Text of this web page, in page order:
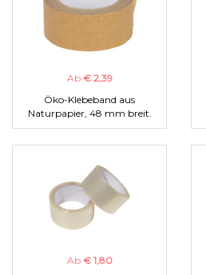
Ab € 2,39
Öko-Klebeband aus
Naturpapier, 48 mm breit.
Ab € 1,80